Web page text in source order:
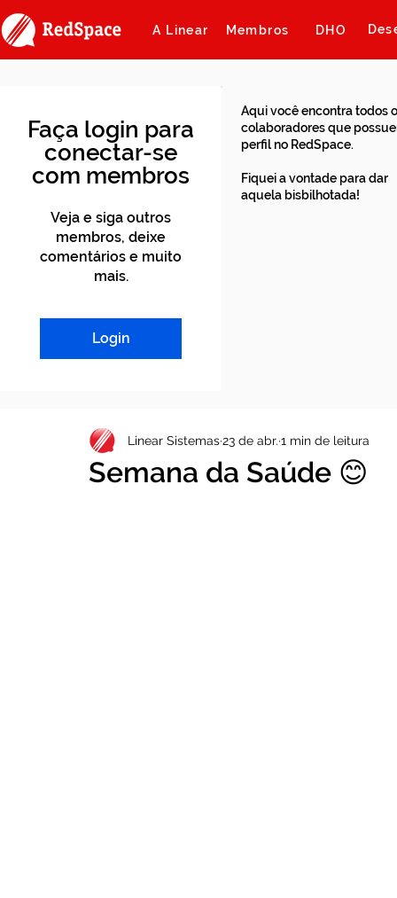
A Linear Membros DHO
Faça login para
conectar-se
com membros
Veja e siga outros
membros, deixe
comentários e muito
mais.
Login
Aqui você encontra todos
colaboradores que
perfil no RedSpace.
Fiquei a vontade para dar
aquela bisbilhotada!
Semana da Saúde 😊
Linear Sistemas23 de abr. 1 min de leitura